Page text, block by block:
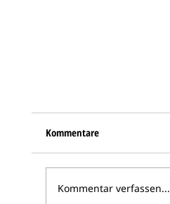
Kommentare
Kommentar verfassen...